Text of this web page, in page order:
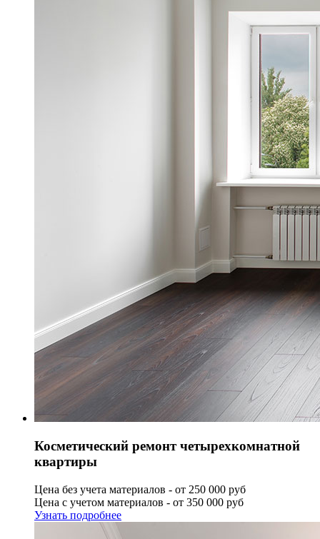
Косметический ремонт четырехкомнатной
квартиры
Цена без учета материалов - от 250 000 руб
Цена с учетом материалов - от 350 000 руб
Узнать подробнее